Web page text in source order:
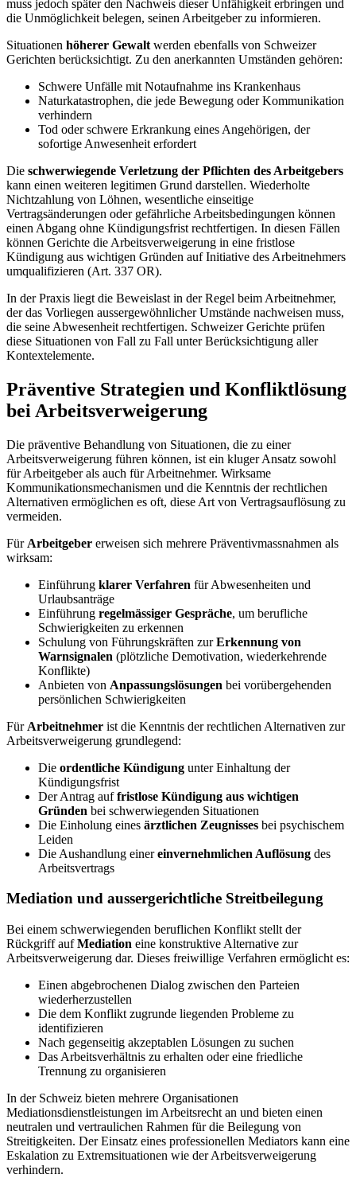
muss jedoch später den Nachweis dieser Unfähigkeit erbringen und
die Unmöglichkeit belegen, seinen Arbeitgeber zu informieren.
Situationen höherer Gewalt werden ebenfalls von Schweizer
Gerichten berücksichtigt. Zu den anerkannten Umständen gehören:
Schwere Unfälle mit Notaufnahme ins Krankenhaus
Naturkatastrophen, die jede Bewegung oder Kommunikation
verhindern
Tod oder schwere Erkrankung eines Angehörigen, der
sofortige Anwesenheit erfordert
Die schwerwiegende Verletzung der Pflichten des Arbeitgebers
kann einen weiteren legitimen Grund darstellen. Wiederholte
Nichtzahlung von Löhnen, wesentliche einseitige
Vertragsänderungen oder gefährliche Arbeitsbedingungen können
einen Abgang ohne Kündigungsfrist rechtfertigen. In diesen Fällen
können Gerichte die Arbeitsverweigerung in eine fristlose
Kündigung aus wichtigen Gründen auf Initiative des Arbeitnehmers
umqualifizieren (Art. 337 OR).
In der Praxis liegt die Beweislast in der Regel beim Arbeitnehmer,
der das Vorliegen aussergewöhnlicher Umstände nachweisen muss,
die seine Abwesenheit rechtfertigen. Schweizer Gerichte prüfen
diese Situationen von Fall zu Fall unter Berücksichtigung aller
Kontextelemente.
Präventive Strategien und Konfliktlösung
bei Arbeitsverweigerung
Die präventive Behandlung von Situationen, die zu einer
Arbeitsverweigerung führen können, ist ein kluger Ansatz sowohl
für Arbeitgeber als auch für Arbeitnehmer. Wirksame
Kommunikationsmechanismen und die Kenntnis der rechtlichen
Alternativen ermöglichen es oft, diese Art von Vertragsauflösung zu
vermeiden.
Für Arbeitgeber erweisen sich mehrere Präventivmassnahmen als
wirksam:
Einführung klarer Verfahren für Abwesenheiten und
Urlaubsanträge
Einführung regelmässiger Gespräche, um berufliche
Schwierigkeiten zu erkennen
Schulung von Führungskräften zurErkennung von
Warnsignalen (plötzliche Demotivation, wiederkehrende
Konflikte)
Anbieten von Anpassungslösungen bei vorübergehenden
persönlichen Schwierigkeiten
Für Arbeitnehmer ist die Kenntnis der rechtlichen Alternativen zur
Arbeitsverweigerung grundlegend:
Die ordentliche Kündigung unter Einhaltung der
Kündigungsfrist
Der Antrag auffristlose Kündigung aus wichtigen
Gründen bei schwerwiegenden Situationen
Die Einholung eines ärztlichen Zeugnisses bei psychischem
Leiden
Die Aushandlung einereinvernehmlichen Auflösung des
Arbeitsvertrags
Mediation und aussergerichtliche Streitbeilegung
Bei einem schwerwiegenden beruflichen Konflikt stellt der
Rückgriff aufMediation eine konstruktive Alternative zur
Arbeitsverweigerung dar. Dieses freiwillige Verfahren ermöglicht es:
Einen abgebrochenen Dialog zwischen den Parteien
wiederherzustellen
Die dem Konflikt zugrunde liegenden Probleme zu
identifizieren
Nach gegenseitig akzeptablen Lösungen zu suchen
Das Arbeitsverhältnis zu erhalten oder eine friedliche
Trennung zu organisieren
In der Schweiz bieten mehrere Organisationen
Mediationsdienstleistungen im Arbeitsrecht an und bieten einen
neutralen und vertraulichen Rahmen für die Beilegung von
Streitigkeiten. Der Einsatz eines professionellen Mediators kann eine
Eskalation zu Extremsituationen wie der Arbeitsverweigerung
verhindern.